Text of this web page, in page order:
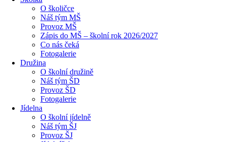
O školičce
Náš tým MŠ
Provoz MŠ
Zápis do MŠ – školní rok 2026/2027
Co nás čeká
Fotogalerie
Družina
O školní družině
Náš tým ŠD
Provoz ŠD
Fotogalerie
Jídelna
O školní jídelně
Náš tým ŠJ
Provoz ŠJ